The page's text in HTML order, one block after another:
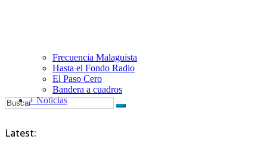
Frecuencia Malaguista
Hasta el Fondo Radio
El Paso Cero
Bandera a cuadros
+ Noticias
Latest: